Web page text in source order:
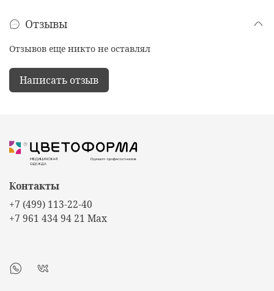
Отзывы
Отзывов еще никто не оставлял
Написать отзыв
Контакты
+7 (499) 113-22-40
+7 961 434 94 21 Max